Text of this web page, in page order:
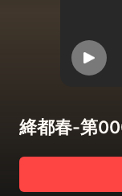
絳都春-第